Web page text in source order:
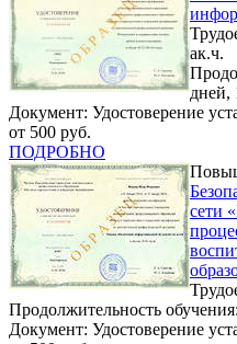
ак.ч.
дней,
Документ: Удостоверение
от 500 руб.
ПОДРОБНО
сети
Продолжительность
Документ: Удостоверение